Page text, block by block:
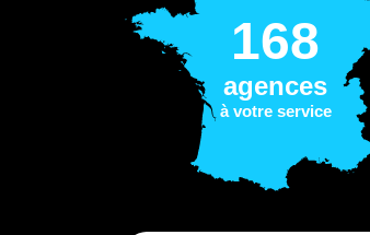
168
agences
à votre service